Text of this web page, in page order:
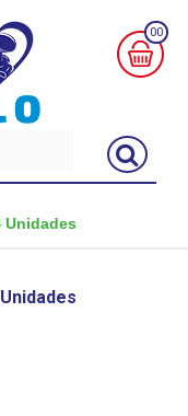
00
0,00
Unidades